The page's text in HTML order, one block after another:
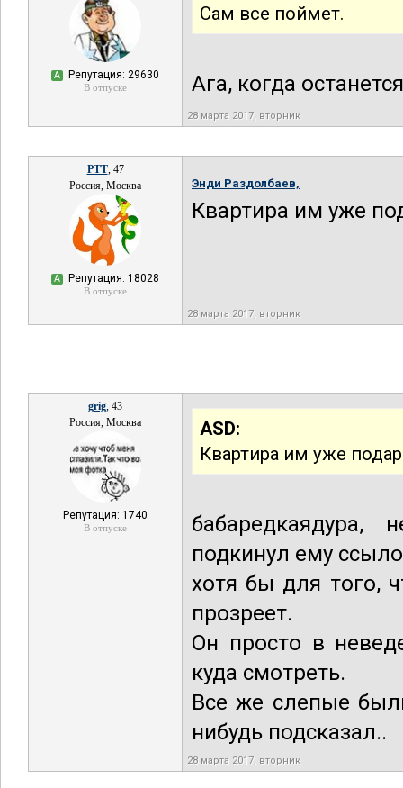
А Репутация: 29630
В отпуске
Сам все поймет.
Ага, когда
28 марта 2017, вторник
РТТ, 47
Россия, Москва
А Репутация: 18028
В отпуске
Энди Раздолбаев,
Квартира им уже
28 марта 2017, вторник
grig, 43
Россия, Москва
Репутация: 1740
В отпуске
ASD:
Квартира им уже
подкинул ему
хотя бы для того,
прозреет.
Он просто в
куда смотреть.
Все же слепые
нибудь подсказал..
28 марта 2017, вторник